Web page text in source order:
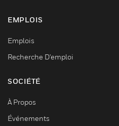
EMPLOIS
Emplois
Recherche D'emploi
SOCIÉTÉ
À Propos
Événements